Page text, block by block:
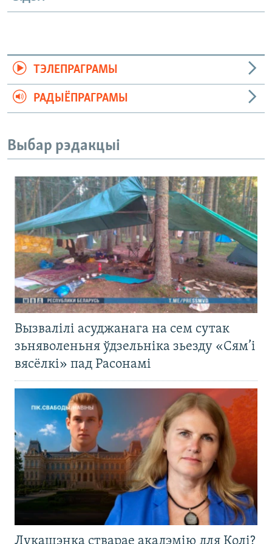
ТЭЛЕПРАГРАМЫ
РАДЫЁПРАГРАМЫ
Выбар рэдакцыі
Вызвалілі асуджанага на сем сутак
зьняволеньня ўдзельніка зьезду «Сям’і
вясёлкі» пад Расонамі